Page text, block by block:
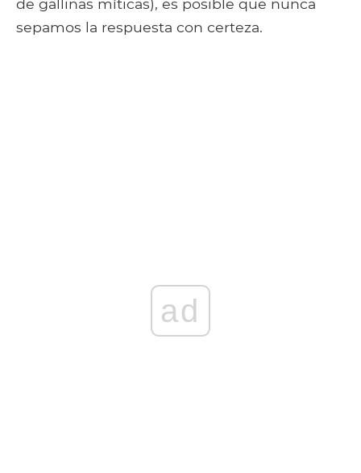
sepamos la respuesta con certeza.
ad